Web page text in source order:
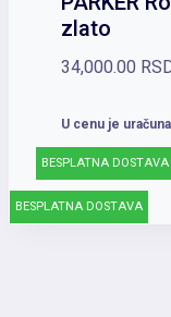
BESPLATNA DOSTAVA
BESPLATNA DOSTAVA
zlato
34,000.00
U cenu je